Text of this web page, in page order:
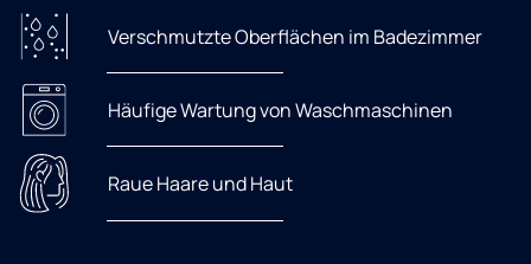
Verschmutzte Oberflächen im Badezimmer
Häufige Wartung von Waschmaschinen
Raue Haare und Haut